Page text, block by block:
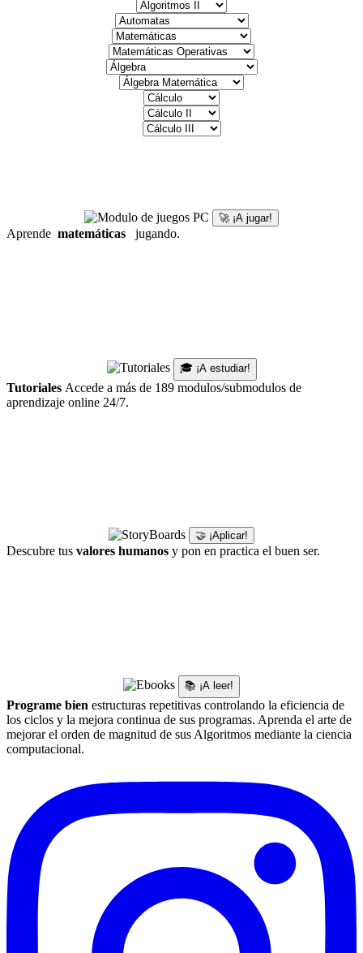
🚀 ¡A jugar!
Aprende matemáticas jugando.
🎓 ¡A estudiar!
Tutoriales Accede a más de 189 modulos/submodulos de
aprendizaje online 24/7.
🤝 ¡Aplicar!
Descubre tus valores humanos y pon en practica el buen ser.
📚 ¡A leer!
Programe bien estructuras repetitivas controlando la eficiencia de
los ciclos y la mejora continua de sus programas. Aprenda el arte de
mejorar el orden de magnitud de sus Algoritmos mediante la ciencia
computacional.